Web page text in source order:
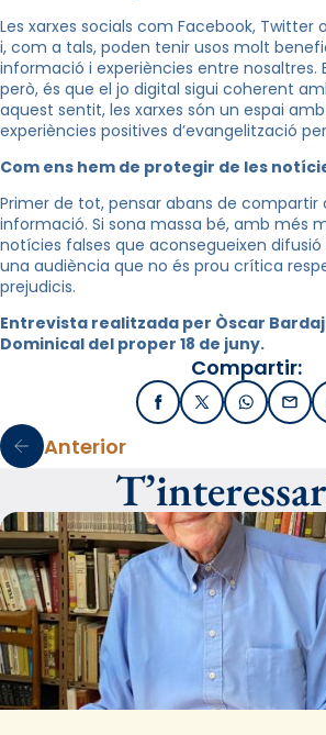
Les xarxes socials com Facebook, Twitter
i, com a tals, poden tenir usos molt
informació i experiències entre nosaltres.
però, és que el jo digital sigui coherent
aquest sentit, les xarxes són un espai
experiències positives d’evangelització
Com ens hem de protegir de les
Primer de tot, pensar abans de compartir
informació. Si sona massa bé, amb més
notícies falses que aconsegueixen
una audiència que no és prou crítica
prejudicis.
Entrevista realitzada per Òscar
Dominical del proper 18 de juny.
Compartir:
FacebookX / Twitter
Anterior